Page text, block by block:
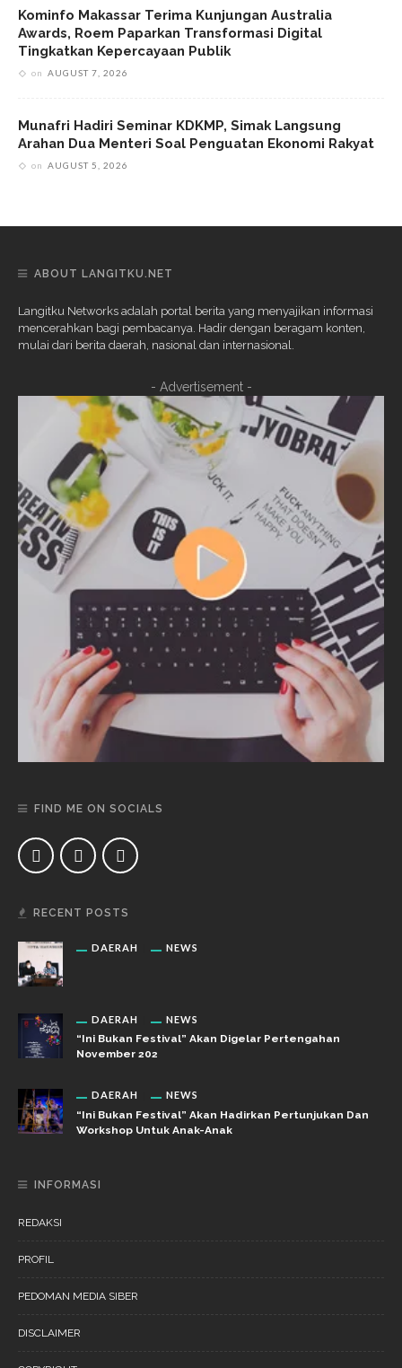
Kominfo Makassar Terima Kunjungan Australia
Awards, Roem Paparkan Transformasi Digital
Tingkatkan Kepercayaan Publik
on AUGUST 7, 2026
Munafri Hadiri Seminar KDKMP, Simak Langsung
Arahan Dua Menteri Soal Penguatan Ekonomi Rakyat
on AUGUST 5, 2026
ABOUT LANGITKU.NET
Langitku Networks adalah portal berita yang menyajikan informasi
mencerahkan bagi pembacanya. Hadir dengan beragam konten,
mulai dari berita daerah, nasional dan internasional.
- Advertisement -
FIND ME ON SOCIALS
RECENT POSTS
DAERAH NEWS
DAERAH NEWS
“Ini Bukan Festival” Akan Digelar Pertengahan
November 202
DAERAH NEWS
“Ini Bukan Festival” Akan Hadirkan Pertunjukan Dan
Workshop Untuk Anak-Anak
INFORMASI
REDAKSI
PROFIL
PEDOMAN MEDIA SIBER
DISCLAIMER